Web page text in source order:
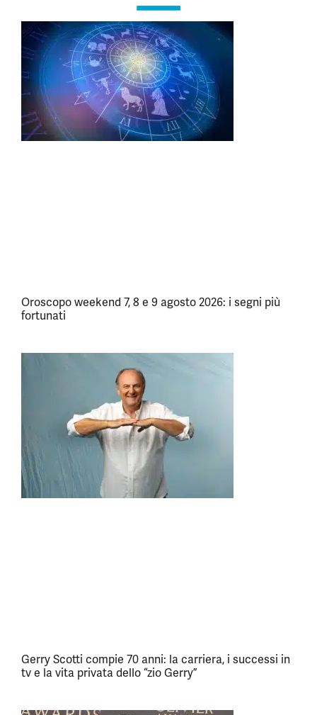
Oroscopo weekend 7, 8 e 9 agosto 2026: i segni più
fortunati
Gerry Scotti compie 70 anni: la carriera, i successi in
tv e la vita privata dello “zio Gerry”